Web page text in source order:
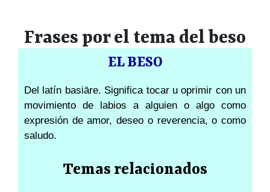
Frases por el tema del beso
EL BESO
Del latín basiāre. Significa tocar u oprimir con un
movimiento de labios a alguien o algo como
expresión de amor, deseo o reverencia, o como
saludo.
Temas relacionados